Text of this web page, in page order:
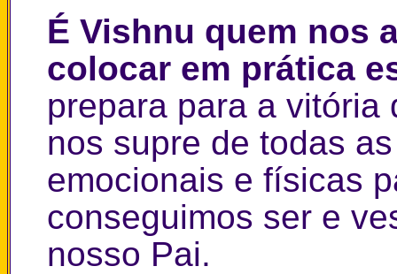
É Vishnu quem nos
colocar em prática
prepara para a vitória
nos supre de todas
emocionais e físicas
conseguimos ser e
nosso Pai.